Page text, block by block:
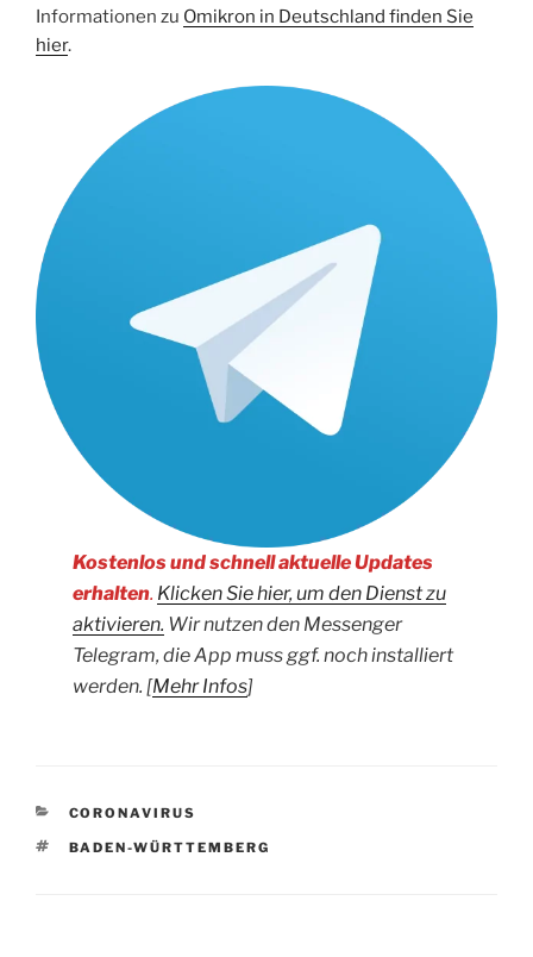
Informationen zu Omikron in Deutschland finden Sie
hier.
Kostenlos und schnell aktuelle Updates
erhalten. Klicken Sie hier, um den Dienst zu
aktivieren. Wir nutzen den Messenger
Telegram, die App muss ggf. noch installiert
werden. [Mehr Infos]
KATEGORIEN
CORONAVIRUS
SCHLAGWÖRTER
BADEN-WÜRTTEMBERG